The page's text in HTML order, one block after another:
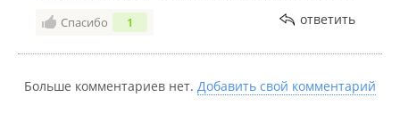
Спасибо 1 ответить
Больше комментариев нет. Добавить свой комментарий